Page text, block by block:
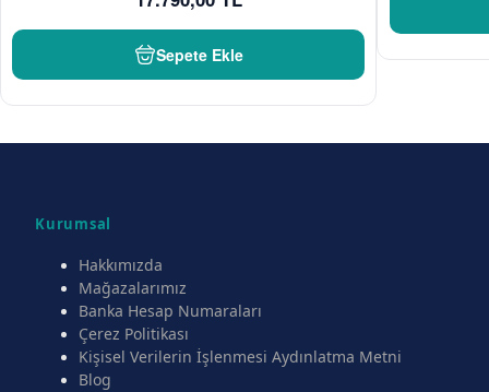
Sepete Ekle
Kurumsal
Hakkımızda
Mağazalarımız
Banka Hesap Numaraları
Çerez Politikası
Kişisel Verilerin İşlenmesi Aydınlatma Metni
Blog